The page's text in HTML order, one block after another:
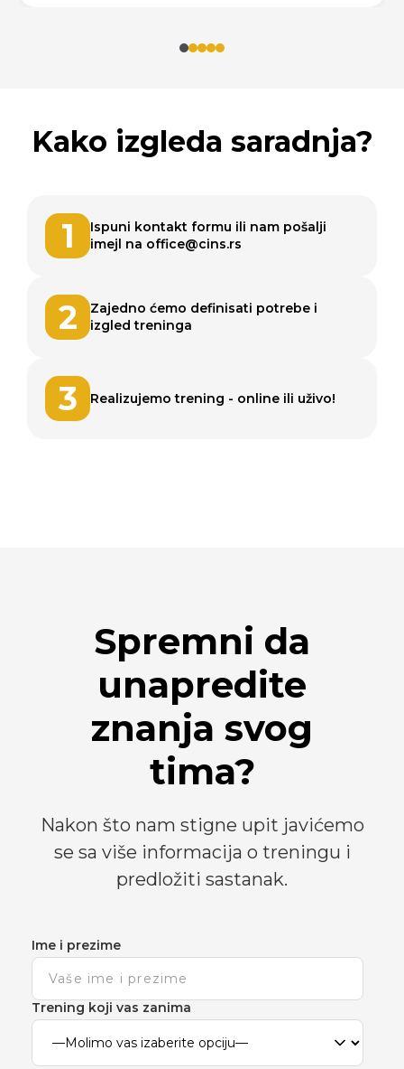
Kako izgleda saradnja?
1 Ispuni kontakt formu ili nam pošalji
imejl na office@cins.rs
2 Zajedno ćemo definisati potrebe i
izgled treninga
3 Realizujemo trening - online ili uživo!
Spremni da
unapredite
znanja svog
tima?
Nakon što nam stigne upit javićemo
se sa više informacija o treningu i
predložiti sastanak.
Ime i prezime
Trening koji vas zanima